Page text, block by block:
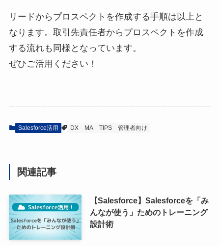
リードからプロスペクトを作成する手順は以上と
なります。取引先責任者からプロスペクトを作成
する流れも同様となっています。
ぜひご活用ください！
Salesforce活用 DX MA TIPS 管理者向け
関連記事
【Salesforce】Salesforceを「み
んなが使う」ためのトレーニング
設計術